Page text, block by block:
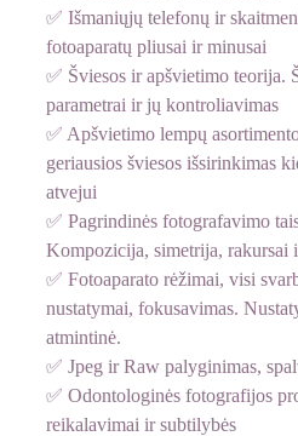
✅ Išmaniųjų telefonų ir
fotoaparatų pliusai ir minusai
✅ Šviesos ir apšvietimo teorija.
parametrai ir jų kontroliavimas
✅ Apšvietimo lempų
geriausios šviesos išsirinkimas
atvejui
✅ Pagrindinės fotografavimo
Kompozicija, simetrija, rakursai
✅ Fotoaparato rėžimai, visi
nustatymai, fokusavimas.
atmintinė.
✅ Jpeg ir Raw palyginimas,
✅ Odontologinės fotografijos
reikalavimai ir subtilybės